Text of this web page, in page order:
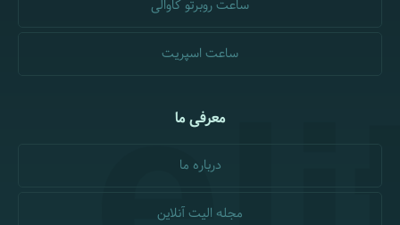
ساعت روبرتو کاوالی
ساعت اسپریت
معرفی ما
درباره ما
مجله الیت آنلاین